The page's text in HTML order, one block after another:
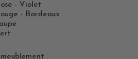
- Violet
- Bordeaux